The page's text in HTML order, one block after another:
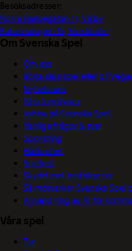
Besöksadresser:
Norra Hansegatan 17, Visby
Katarinavägen 15, Stockholm
Om Svenska Spel
Om oss
Börja sälja spel eller bli
Nyhetsrum
Våra logotyper
Jobba på Svenska Spel
Vanliga frågor & svar
Sponsring
Hållbarhet
Spelkoll
Skydd mot bedrägerier
Så motverkar Svenska
Användning av AI för
Våra spel
Tur